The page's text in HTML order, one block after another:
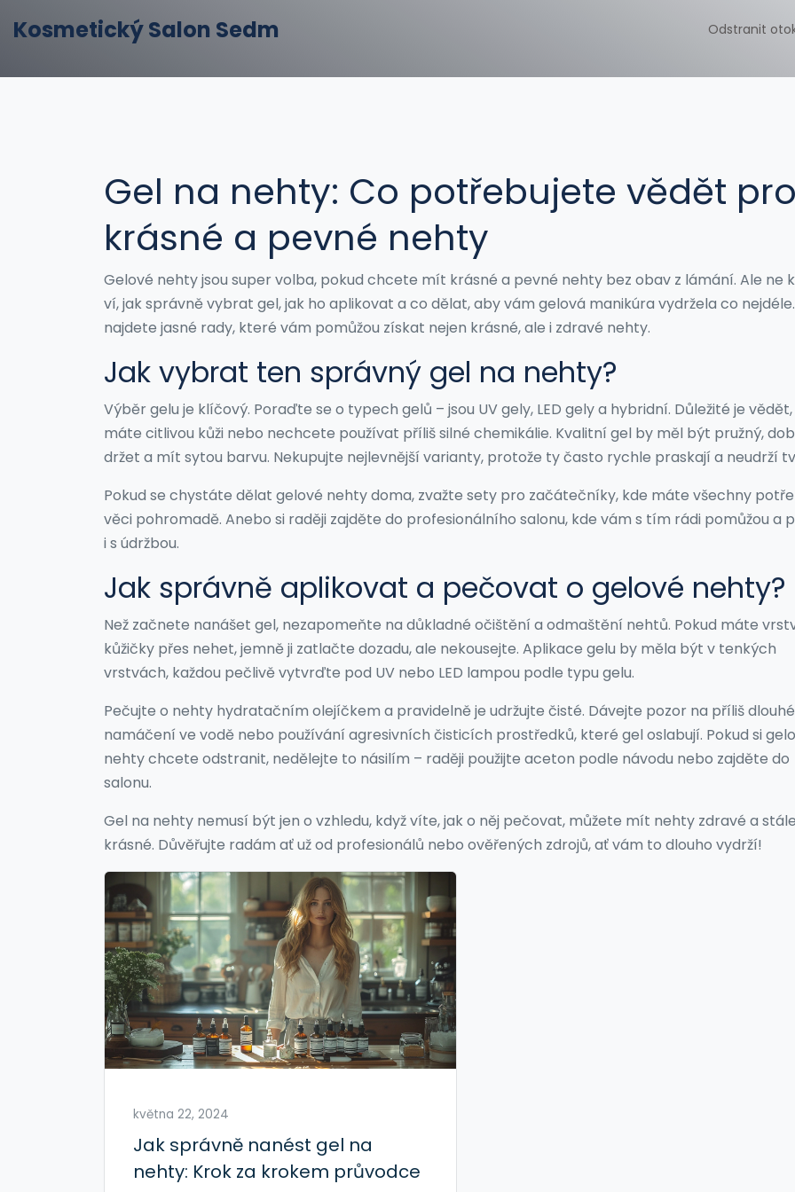
Kosmetický Salon Sedm Odstranit
Gel na nehty: Co potřebujete vědět pro
krásné a pevné nehty
Gelové nehty jsou super volba, pokud chcete mít krásné a pevné nehty bez obav z lámání. Ale ne
ví, jak správně vybrat gel, jak ho aplikovat a co dělat, aby vám gelová manikúra vydržela co
najdete jasné rady, které vám pomůžou získat nejen krásné, ale i zdravé nehty.
Jak vybrat ten správný gel na nehty?
Výběr gelu je klíčový. Poraďte se o typech gelů – jsou UV gely, LED gely a hybridní. Důležité je vědět,
máte citlivou kůži nebo nechcete používat příliš silné chemikálie. Kvalitní gel by měl být pružný,
držet a mít sytou barvu. Nekupujte nejlevnější varianty, protože ty často rychle praskají a neudrží
Pokud se chystáte dělat gelové nehty doma, zvažte sety pro začátečníky, kde máte všechny
věci pohromadě. Anebo si raději zajděte do profesionálního salonu, kde vám s tím rádi pomůžou a
i s údržbou.
Jak správně aplikovat a pečovat o gelové nehty?
Než začnete nanášet gel, nezapomeňte na důkladné očištění a odmaštění nehtů. Pokud máte
kůžičky přes nehet, jemně ji zatlačte dozadu, ale nekousejte. Aplikace gelu by měla být v tenkých
vrstvách, každou pečlivě vytvrďte pod UV nebo LED lampou podle typu gelu.
Pečujte o nehty hydratačním olejíčkem a pravidelně je udržujte čisté. Dávejte pozor na příliš dlouhé
namáčení ve vodě nebo používání agresivních čisticích prostředků, které gel oslabují. Pokud si
nehty chcete odstranit, nedělejte to násilím – raději použijte aceton podle návodu nebo zajděte do
salonu.
Gel na nehty nemusí být jen o vzhledu, když víte, jak o něj pečovat, můžete mít nehty zdravé a stále
krásné. Důvěřujte radám ať už od profesionálů nebo ověřených zdrojů, ať vám to dlouho vydrží!
května 22, 2024
Jak správně nanést gel na
nehty: Krok za krokem průvodce